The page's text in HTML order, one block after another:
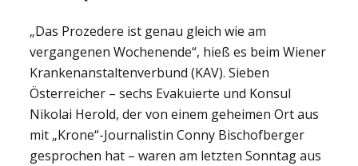
„Das Prozedere ist genau gleich wie am
vergangenen Wochenende“, hieß es beim Wiener
Krankenanstaltenverbund (KAV). Sieben
Österreicher – sechs Evakuierte und Konsul
Nikolai Herold, der von einem geheimen Ort aus
mit „Krone“-Journalistin Conny Bischofberger
gesprochen hat – waren am letzten Sonntag aus